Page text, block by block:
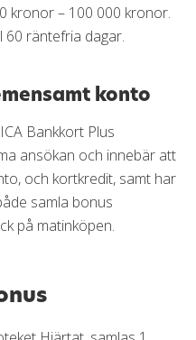
kronor – 100 000 kronor.
60 räntefria dagar.
konto
Bankkort Plus
ansökan och innebär att
och kortkredit, samt har
samla bonus
på matinköpen.